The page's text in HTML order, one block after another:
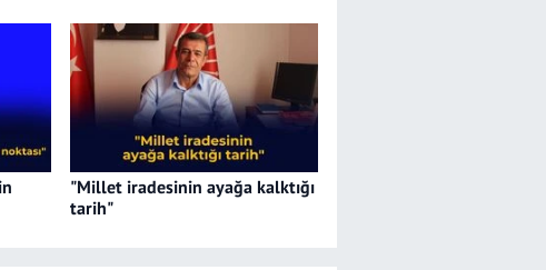
"Millet iradesinin ayağa kalktığı
tarih"